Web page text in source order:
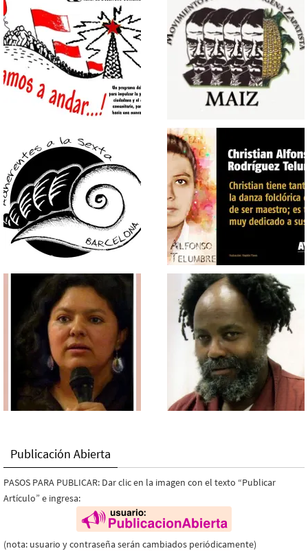
Publicación Abierta
PASOS PARA PUBLICAR: Dar clic en la imagen con el texto “Publicar
Artículo” e ingresa:
(nota: usuario y contraseña serán cambiados periódicamente)